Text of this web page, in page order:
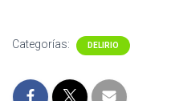
Categorías: DELIRIO